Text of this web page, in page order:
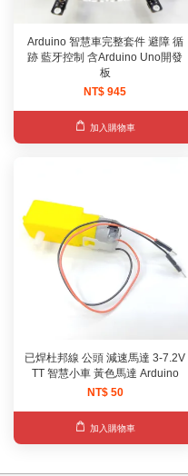
Arduino 智慧車完整套件 避障 循
跡 藍牙控制 含Arduino Uno開發
板
NT$ 945
加入購物車
已焊杜邦線 公頭 減速馬達 3-7.2V
TT 智慧小車 黃色馬達 Arduino
NT$ 50
加入購物車